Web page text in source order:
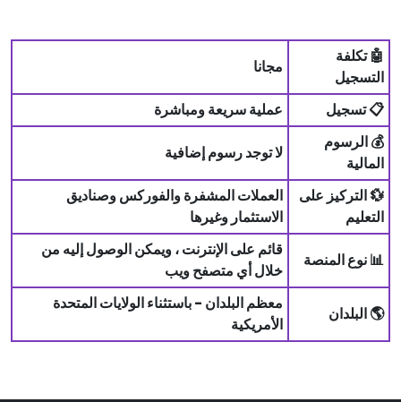
🤖 تكلفة
التسجيل
مجانا
📋 تسجيل
عملية سريعة ومباشرة
💰 الرسوم
المالية
لا توجد رسوم إضافية
💱 التركيز على
التعليم
العملات المشفرة والفوركس وصناديق
الاستثمار وغيرها
📊 نوع المنصة
قائم على الإنترنت ، ويمكن الوصول إليه من
خلال أي متصفح ويب
🌎 البلدان
معظم البلدان - باستثناء الولايات المتحدة
الأمريكية